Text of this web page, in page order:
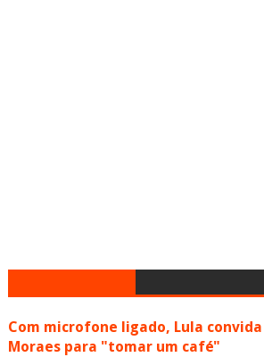
Com microfone ligado, Lula
Moraes para "tomar um café"